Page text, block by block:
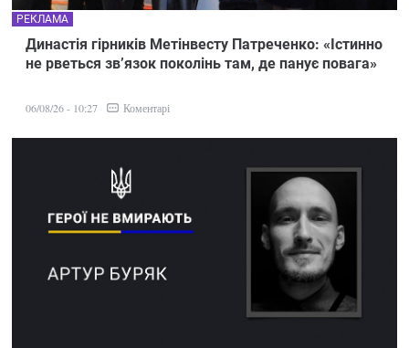
Династія гірників Метінвесту Патреченко: «Істинно
не рветься зв’язок поколінь там, де панує повага»
РЕКЛАМА
06/08/26 - 10:27 Коментарі